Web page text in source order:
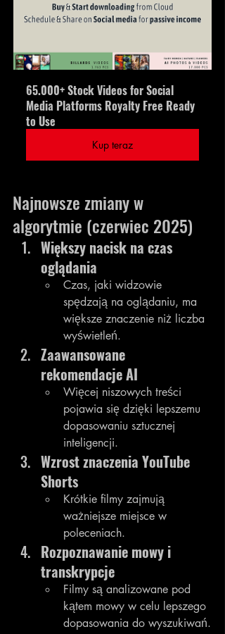
65.000+ Stock Videos for Social
Media Platforms Royalty Free Ready
to Use
Kup teraz
Najnowsze zmiany w
algorytmie (czerwiec 2025)
Większy nacisk na czas
oglądania
Czas, jaki widzowie
spędzają na oglądaniu, ma
większe znaczenie niż liczba
wyświetleń.
Zaawansowane
rekomendacje AI
Więcej niszowych treści
pojawia się dzięki lepszemu
dopasowaniu sztucznej
inteligencji.
Wzrost znaczenia YouTube
Shorts
Krótkie filmy zajmują
ważniejsze miejsce w
poleceniach.
Rozpoznawanie mowy i
transkrypcje
Filmy są analizowane pod
kątem mowy w celu lepszego
dopasowania do wyszukiwań.